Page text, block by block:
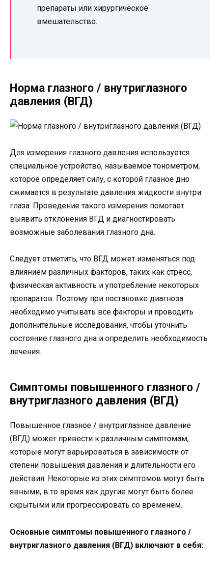
препараты или хирургическое
вмешательство.
Норма глазного / внутриглазного
давления (ВГД)
Для измерения глазного давления используется
специальное устройство, называемое тонометром,
которое определяет силу, с которой глазное дно
сжимается в результате давления жидкости внутри
глаза. Проведение такого измерения помогает
выявить отклонения ВГД и диагностировать
возможные заболевания глазного дна.
Следует отметить, что ВГД может изменяться под
влиянием различных факторов, таких как стресс,
физическая активность и употребление некоторых
препаратов. Поэтому при постановке диагноза
необходимо учитывать все факторы и проводить
дополнительные исследования, чтобы уточнить
состояние глазного дна и определить необходимость
лечения.
Симптомы повышенного глазного /
внутриглазного давления (ВГД)
Повышенное глазное / внутриглазное давление
(ВГД) может привести к различным симптомам,
которые могут варьироваться в зависимости от
степени повышения давления и длительности его
действия. Некоторые из этих симптомов могут быть
явными, в то время как другие могут быть более
скрытыми или прогрессировать со временем.
Основные симптомы повышенного глазного /
внутриглазного давления (ВГД) включают в себя: